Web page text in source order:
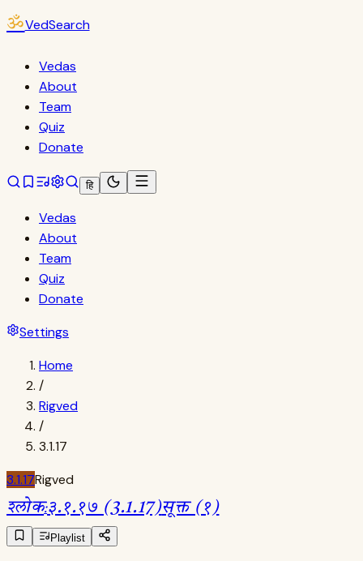
ॐVedSearch
Vedas
About
Team
Quiz
Donate
हि
Vedas
About
Team
Quiz
Donate
Settings
Home
/
Rigved
/
3.1.17
3.1.17Rigved
श्लोक:३.१.१७ (3.1.17)सूक्त (१)
Playlist